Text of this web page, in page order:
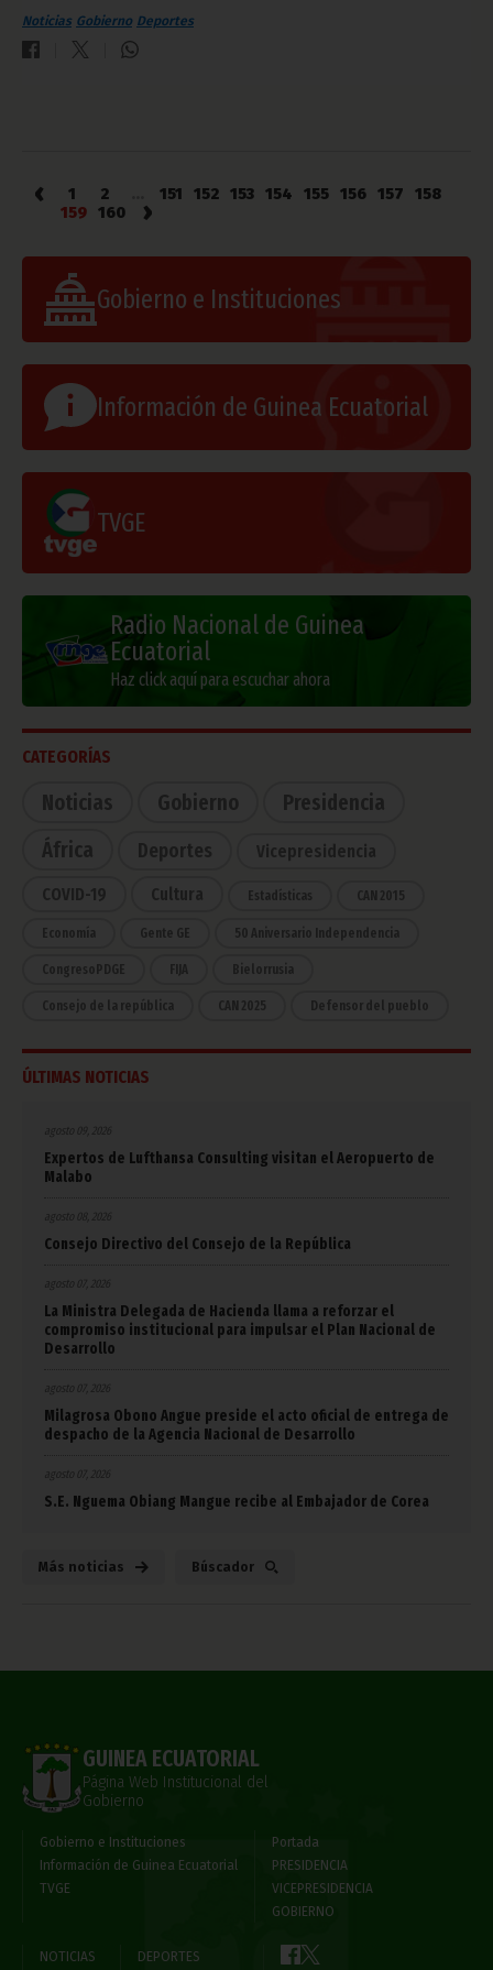
Noticias Gobierno Deportes
‹ 1 2 151 152 153 154 155 156 157
158
159 160 ›
Gobierno e Instituciones
Información de Guinea Ecuatorial
TVGE
Radio Nacional de Guinea
Ecuatorial
Haz click aquí para escuchar ahora
CATEGORÍAS
Noticias Gobierno
Presidencia
África
Deportes Vicepresidencia
COVID-19 Cultura Estadísticas CAN 2015
Economía Gente GE 50 Aniversario Independencia
CongresoPDGE FIJA Bielorrusia
Consejo de la república CAN 2025 Defensor del pueblo
ÚLTIMAS NOTICIAS
agosto 09, 2026
Expertos de Lufthansa Consulting visitan el Aeropuerto de
Malabo
agosto 08, 2026
Consejo Directivo del Consejo de la República
agosto 07, 2026
La Ministra Delegada de Hacienda llama a reforzar el
compromiso institucional para impulsar el Plan Nacional de
Desarrollo
agosto 07, 2026
Milagrosa Obono Angue preside el acto oficial de entrega de
despacho de la Agencia Nacional de Desarrollo
agosto 07, 2026
S.E. Nguema Obiang Mangue recibe al Embajador de Corea
Más noticias Búscador
GUINEA ECUATORIAL
Página Web Institucional del
Gobierno
Gobierno e Instituciones
Información de Guinea Ecuatorial
TVGE
Portada
PRESIDENCIA
VICEPRESIDENCIA
GOBIERNO
NOTICIAS DEPORTES